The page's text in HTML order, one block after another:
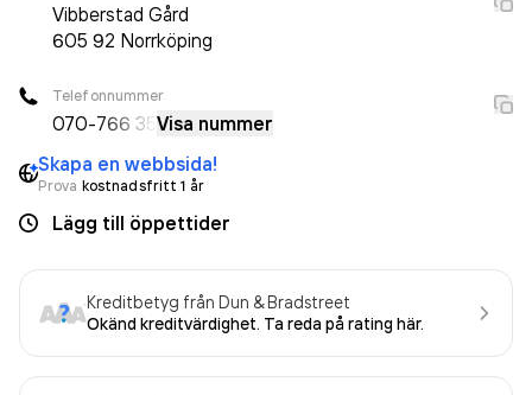
Vibberstad Gård
605 92 Norrköping
Telefonnummer
070-766 35 Visa nummer
Skapa en webbsida!
Prova kostnadsfritt 1 år
Lägg till öppettider
Kreditbetyg från Dun & Bradstreet
Okänd kreditvärdighet. Ta reda på rating här.